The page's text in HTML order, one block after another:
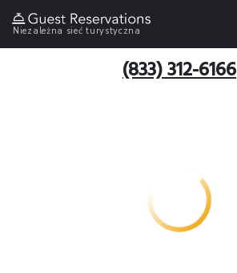
Niezależna sieć turystyczna
(833) 312-6166